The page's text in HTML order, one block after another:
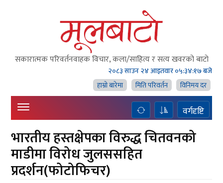
सकारात्मक परिवर्तनवाहक विचार, कला/साहित्य र सत्य खवरको बाटाे
२०८३ साउन २४ आइतवार०५:३४:१८ बजे
हाम्राे बारेमा
मिति परिवर्तन विनिमय दर
वर्गदृष्टि
भारतीय हस्तक्षेपका विरुद्ध चितवनको
माडीमा विरोध जुलससहित
प्रदर्शन(फोटोफिचर)